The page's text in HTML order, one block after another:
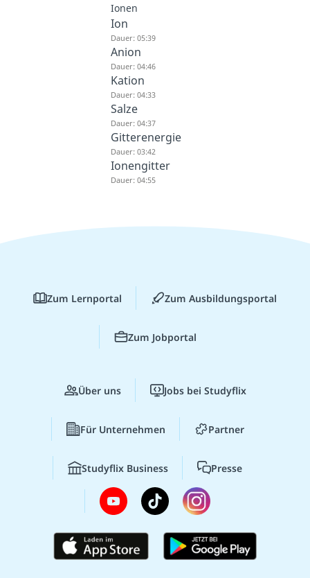
Ionen
Ion
Dauer: 05:39
Anion
Dauer: 04:46
Kation
Dauer: 04:33
Salze
Dauer: 04:37
Gitterenergie
Dauer: 03:42
Ionengitter
Dauer: 04:55
Zum Lernportal Zum Ausbildungsportal
Zum Jobportal
Über uns Jobs bei Studyflix
Für Unternehmen Partner
Studyflix Business Presse